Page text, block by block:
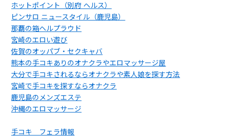
ホットポイント（別府 ヘルス）
ピンサロ ニュースタイル（鹿児島）
那覇の箱ヘルプラウド
宮崎のエロい遊び
佐賀のオッパブ・セクキャバ
熊本の手コキありのオナクラやエロマッサージ屋
大分で手コキされるならオナクラや素人娘を探す方法
宮崎で手コキを探すならオナクラ
鹿児島のメンズエステ
沖縄のエロマッサージ
手コキ フェラ情報